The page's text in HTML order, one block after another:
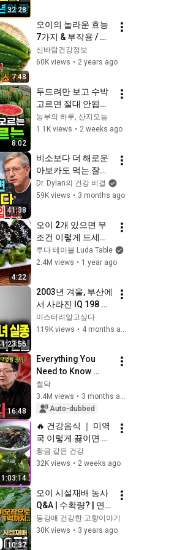
32:28
7:48
오이의 놀라운 효능
7가지 & 부작용 / 건
강을 위한 최고의 선
택, 오이! 심혈관 건
신바람건강정보
60K views • 2 years ago
8:02
두드려만 보고 수박
고르면 절대 안됩니
다!(이곳을 꼭 보세
요)
농부의 하루, 산지오늘
1.1K views • 2 weeks ago
41:38
비소보다 더 해로운
아보카도 먹는 잘못
된 6가지 방법! 특히
첫 번째가 가장 위험
강에 가장 좋은 아보
카도 섭취법
Dr. Dylan의 건강 비결
59K views • 3 months ago
4:22
오이 2개 있으면 무
조건 이렇게 드세요!
잔뜩 만들어도 남아
나질 않아요!
루다 테이블 Luda Table
2.4M views • 1 year ago
1:23:56
2003년 겨울, 부산에
서 사라진 IQ 198 영
재소녀 — 17년 후 캐
나다에서 발견된 진
미스터리알고싶다
119K views • 4 months ago
16:48
Everything You
Need to Know
About Diabetes
According to a Top
SNU Specialist |
Professor Lee
Seun...
썰닥
3.4M views •
3 months ago
Auto-dubbed
1:03:14
🔥 건강음식 ｜ 미역
국 이렇게 끓이면 암
위험 줄이고 혈관·뼈
건강까지 챙깁니다
황금 같은 건강
32K views • 2 weeks ago
10:37
오이 시설재배 농사
Q&A | 수확량? | 연매
출? | 농사꿀팁!
동강애 건강한 고향이야기
30K views • 3 years ago